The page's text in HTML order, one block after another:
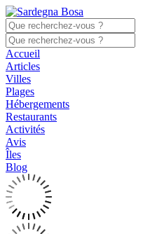
Accueil
Articles
Villes
Plages
Hébergements
Restaurants
Activités
Avis
Îles
Blog